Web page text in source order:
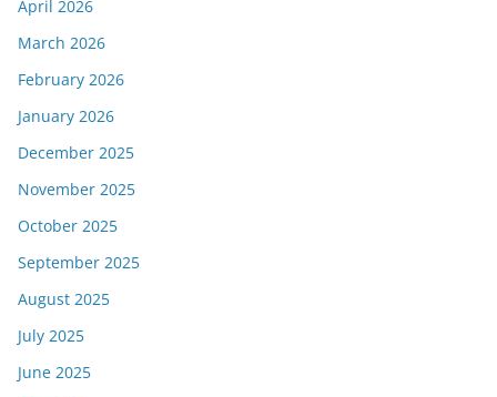
April 2026
March 2026
February 2026
January 2026
December 2025
November 2025
October 2025
September 2025
August 2025
July 2025
June 2025